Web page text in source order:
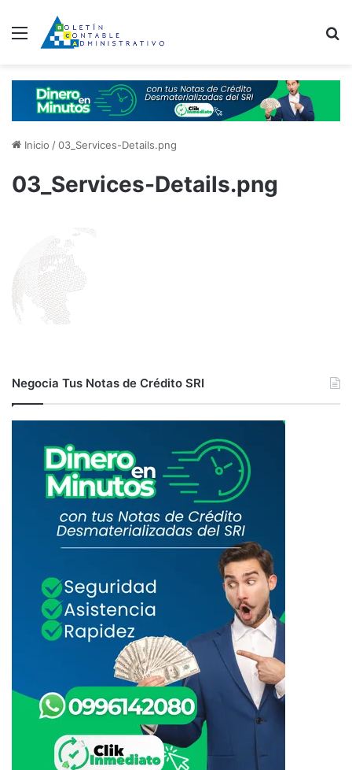
Menú
Inicio /03_Services-Details.png
03_Services-Details.png
Negocia Tus Notas de Crédito SRI